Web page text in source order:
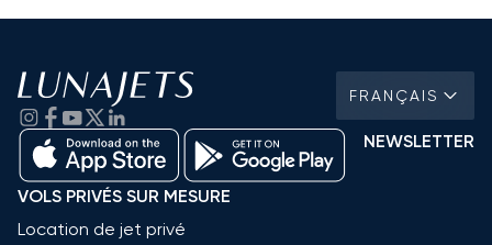
FRANÇAIS
NEWSLETTER
VOLS PRIVÉS SUR MESURE
Location de jet privé